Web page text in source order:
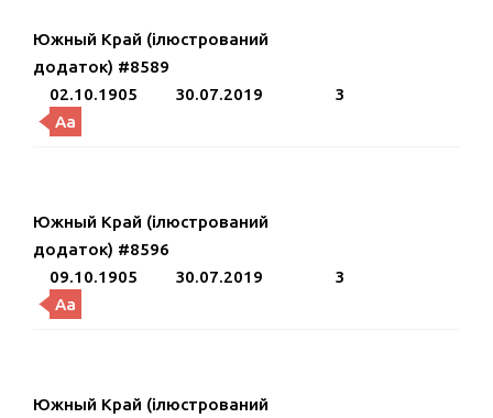
Южный Край (ілюстрований
додаток) #8589
02.10.1905
30.07.2019
3
Aa
Южный Край (ілюстрований
додаток) #8596
09.10.1905
30.07.2019
3
Aa
Южный Край (ілюстрований